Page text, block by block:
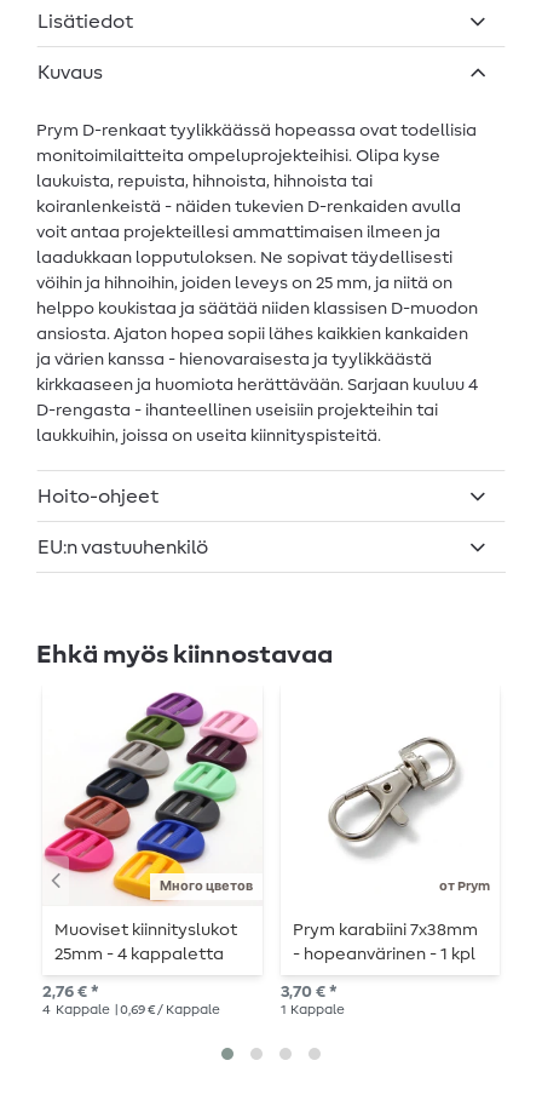
Lisätiedot
Kuvaus
Prym D-renkaat tyylikkäässä hopeassa ovat todellisia
monitoimilaitteita ompeluprojekteihisi. Olipa kyse
laukuista, repuista, hihnoista, hihnoista tai
koiranlenkeistä - näiden tukevien D-renkaiden avulla
voit antaa projekteillesi ammattimaisen ilmeen ja
laadukkaan lopputuloksen. Ne sopivat täydellisesti
vöihin ja hihnoihin, joiden leveys on 25 mm, ja niitä on
helppo koukistaa ja säätää niiden klassisen D-muodon
ansiosta. Ajaton hopea sopii lähes kaikkien kankaiden
ja värien kanssa - hienovaraisesta ja tyylikkäästä
kirkkaaseen ja huomiota herättävään. Sarjaan kuuluu 4
D-rengasta - ihanteellinen useisiin projekteihin tai
laukkuihin, joissa on useita kiinnityspisteitä.
Hoito-ohjeet
EU:n vastuuhenkilö
Ehkä myös kiinnostavaa
Много цветов
Muoviset kiinnityslukot
25mm - 4 kappaletta
2,76 € *
4 Kappale | 0,69 € / Kappale
от Prym
Prym karabiini 7x38mm
- hopeanvärinen - 1 kpl
3,70 € *
1 Kappale